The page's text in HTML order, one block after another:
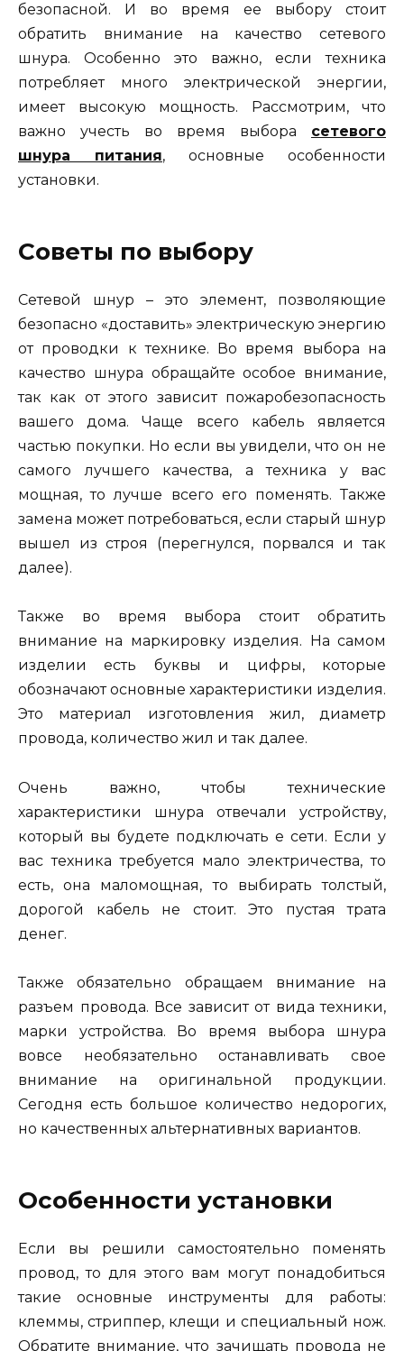
безопасной. И во время ее выбору стоит
обратить внимание на качество сетевого
шнура. Особенно это важно, если техника
потребляет много электрической энергии,
имеет высокую мощность. Рассмотрим, что
важно учесть во время выбора сетевого
шнура питания, основные особенности
установки.
Советы по выбору
Сетевой шнур – это элемент, позволяющие
безопасно «доставить» электрическую энергию
от проводки к технике. Во время выбора на
качество шнура обращайте особое внимание,
так как от этого зависит пожаробезопасность
вашего дома. Чаще всего кабель является
частью покупки. Но если вы увидели, что он не
самого лучшего качества, а техника у вас
мощная, то лучше всего его поменять. Также
замена может потребоваться, если старый шнур
вышел из строя (перегнулся, порвался и так
далее).
Также во время выбора стоит обратить
внимание на маркировку изделия. На самом
изделии есть буквы и цифры, которые
обозначают основные характеристики изделия.
Это материал изготовления жил, диаметр
провода, количество жил и так далее.
Очень важно, чтобы технические
характеристики шнура отвечали устройству,
который вы будете подключать е сети. Если у
вас техника требуется мало электричества, то
есть, она маломощная, то выбирать толстый,
дорогой кабель не стоит. Это пустая трата
денег.
Также обязательно обращаем внимание на
разъем провода. Все зависит от вида техники,
марки устройства. Во время выбора шнура
вовсе необязательно останавливать свое
внимание на оригинальной продукции.
Сегодня есть большое количество недорогих,
но качественных альтернативных вариантов.
Особенности установки
Если вы решили самостоятельно поменять
провод, то для этого вам могут понадобиться
такие основные инструменты для работы:
клеммы, стриппер, клещи и специальный нож.
Обратите внимание, что зачищать провода не